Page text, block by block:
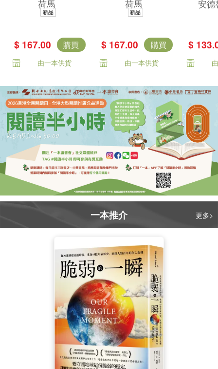
著，唯一主張
女性）傳奇譯
本）
荷馬
新品
$ 167.00 購買
由一本供貨
不朽中譯珍藏經
荷馬
新品
$ 167.00 購買
由一本供貨
集
里亞
賽》
安德
$
一本推介 更多>